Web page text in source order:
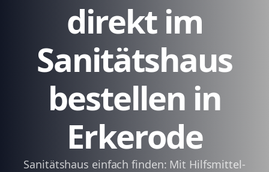
direkt im
Sanitätshaus
bestellen in
Erkerode
Sanitätshaus einfach finden: Mit Hilfsmittel-